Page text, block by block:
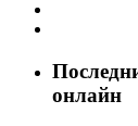
онлайн